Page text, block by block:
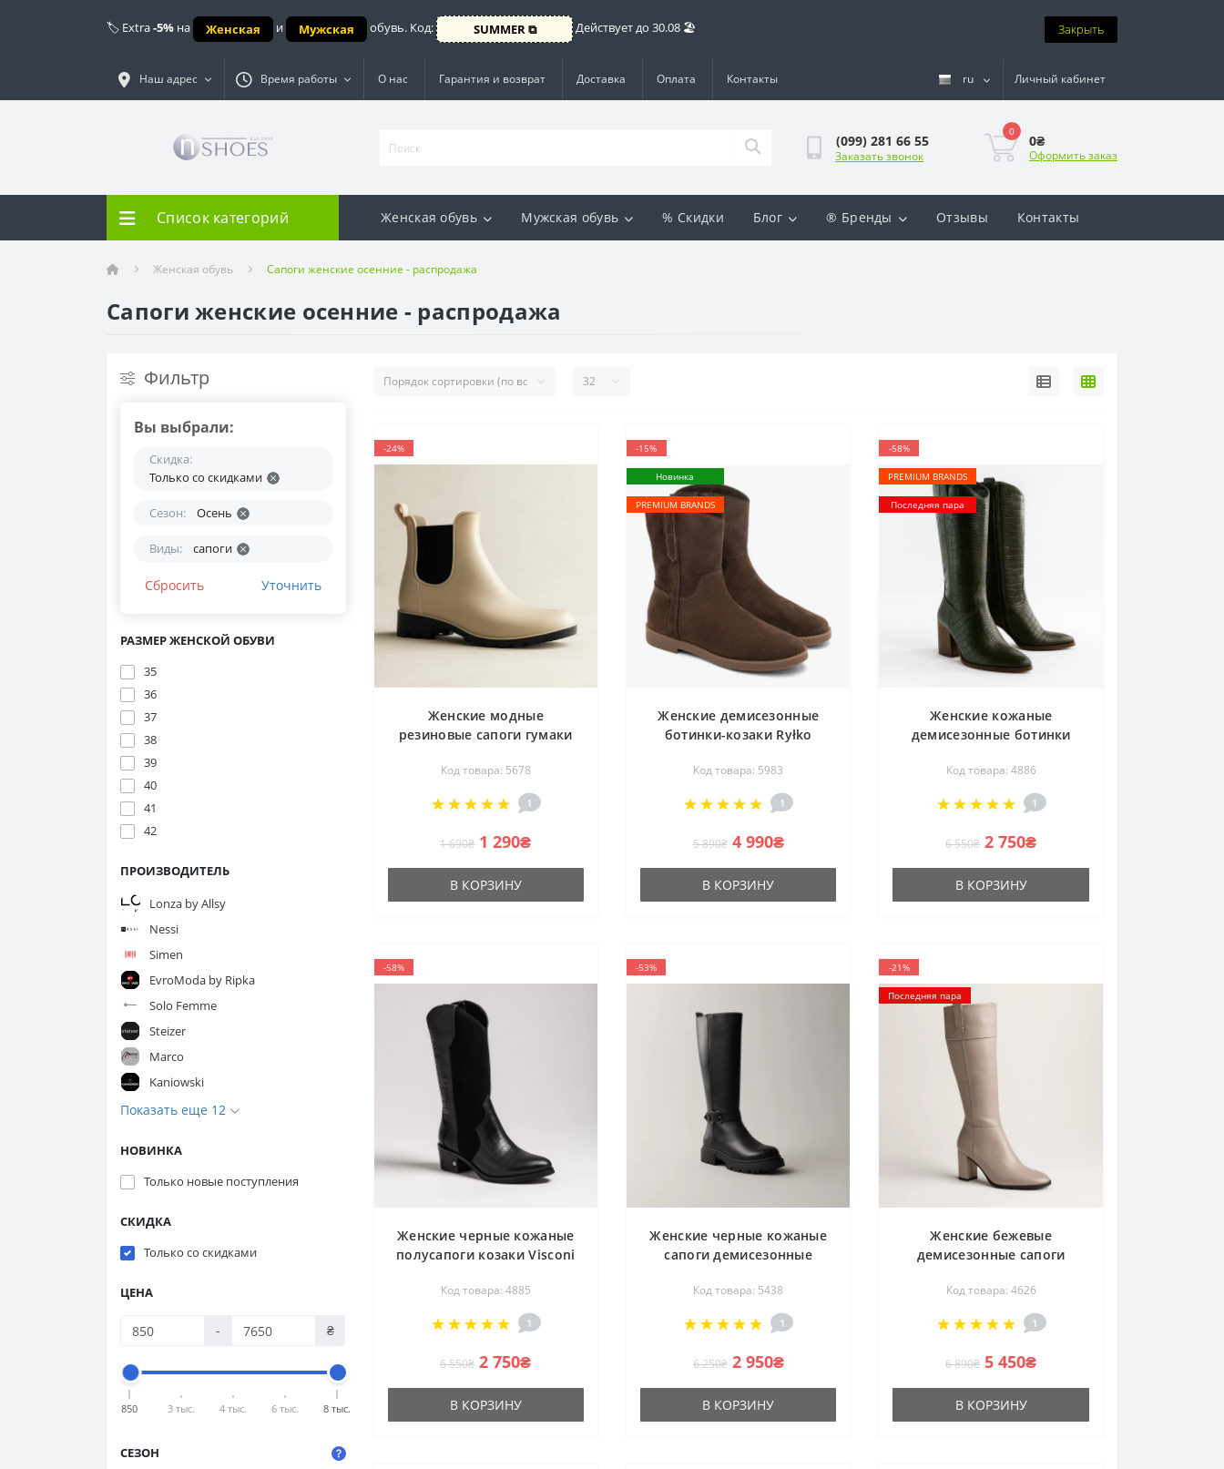
🏷️ Extra-5% на Женская и Мужская обувь. Код: SUMMER ⧉ Действует до 30.08 🏖️ Закрыть
Наш адрес Время работы О нас Гарантия и возврат Доставка Оплата Контакты ru Личный кабинет
(099) 281 66 55
Заказать звонок
0
0₴
Оформить заказ
Список категорий Женская обувь Мужская обувь % Скидки Блог ® Бренды Отзывы Контакты
Женская обувь Сапоги женские осенние - распродажа
Сапоги женские осенние - распродажа
Фильтр
Вы выбрали:
Скидка:
Только со cкидками
Сезон: Осень
Виды: сапоги
Сбросить Уточнить
РАЗМЕР ЖЕНСКОЙ ОБУВИ
35
36
37
38
39
40
41
42
ПРОИЗВОДИТЕЛЬ
Lonza by Allsy
Nessi
Simen
EvroModa by Ripka
Solo Femme
Steizer
Marco
Kaniowski
Показать еще 12
НОВИНКА
Только новые поступления
СКИДКА
Только со cкидками
ЦЕНА
- ₴
850 3 тыс. 4 тыс. 6 тыс. 8 тыс.
СЕЗОН
-24%
Женские модные
резиновые сапоги гумаки
водостойкие 5678
Код товара: 5678
1
1 690₴ 1 290₴
В КОРЗИНУ
-15%
Новинка
PREMIUM BRANDS
Женские демисезонные
ботинки-козаки Ryłko
коричневые, натуральная
Код товара: 5983
1
5 890₴ 4 990₴
В КОРЗИНУ
-58%
PREMIUM BRANDS
Последняя пара
Женские кожаные
демисезонные ботинки
натуральной кажи с
эмитацией кожи
крокодила от польской
Код товара: 4886
1
6 550₴ 2 750₴
В КОРЗИНУ
-58%
Женские черные кожаные
полусапоги козаки Visconi
натуральной кожи от
польской фабрики
Код товара: 4885
1
6 550₴ 2 750₴
В КОРЗИНУ
-53%
Женские черные кожаные
сапоги демисезонные
5438 со скидкой из
натуральной кожи от
польского бренда
Код товара: 5438
1
6 250₴ 2 950₴
В КОРЗИНУ
-21%
Последняя пара
Женские бежевые
демисезонные сапоги
4626 со скидкой 37 размер
из натуральной кожи от
польской фабрики
Код товара: 4626
1
6 890₴ 5 450₴
В КОРЗИНУ